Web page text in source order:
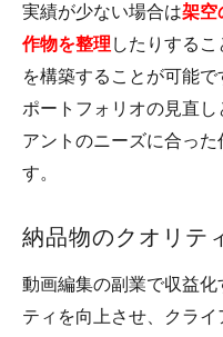
実績が少ない場合は架空
作物を整理 したりする
を構築することが可能で
ポートフォリオの見直
アントのニーズに合っ
す。
納品物のクオリテ
動画編集の副業で収益化
ティを向上させ、クラ